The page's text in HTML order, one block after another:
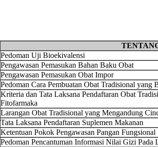
Pedoman Uji Bioekivalensi
Pengawasan Pemasukan Bahan Baku Obat
Pengawasan Pemasukan Obat Impor
Pedoman Cara Pembuatan Obat Tradisional yang
Kriteria dan Tata Laksana Pendaftaran Obat
Fitofarmaka
Larangan Obat Tradisional yang Mengandung
Tata Laksana Pendaftaran Suplemen Makanan
Ketentuan Pokok Pengawasan Pangan Fungsional
Pedoman Pencantuman Informasi Nilai Gizi Pada